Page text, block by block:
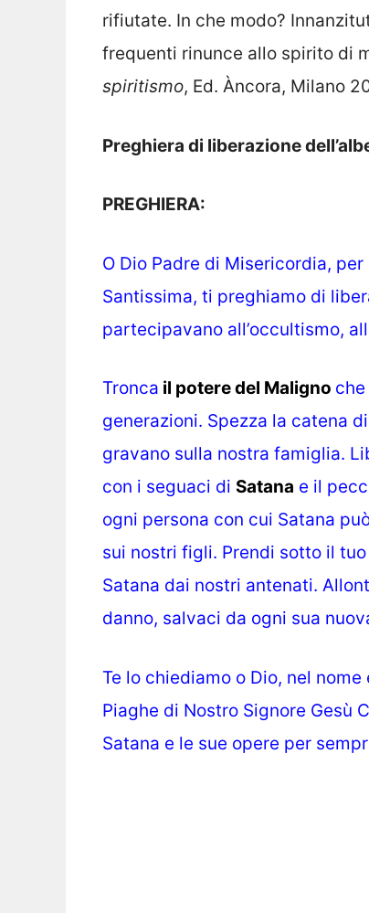
rifiutate. In che modo?
frequenti rinunce allo spirito di
spiritismo, Ed. Àncora, Milano
Preghiera di liberazione
PREGHIERA:
O Dio Padre di Misericordia,
Santissima, ti preghiamo di
partecipavano all’occultismo,
Tronca il potere del Maligno
generazioni. Spezza la catena di
gravano sulla nostra famiglia.
con i seguaci di Satana e il
ogni persona con cui Satana
sui nostri figli. Prendi sotto il
Satana dai nostri antenati.
danno, salvaci da ogni sua
Te lo chiediamo o Dio, nel
Piaghe di Nostro Signore Gesù
Satana e le sue opere per